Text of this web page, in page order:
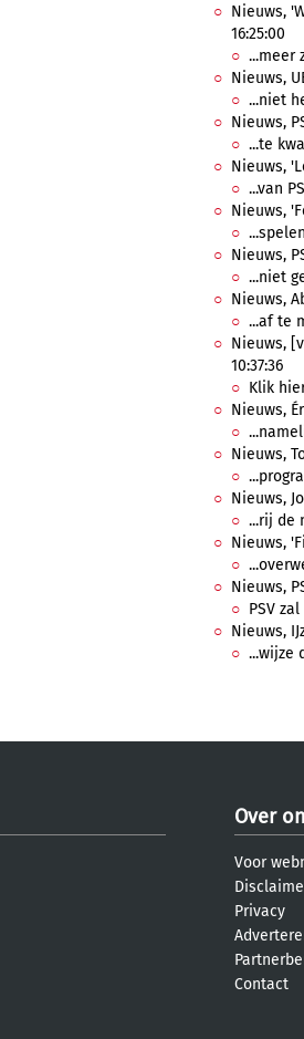
Nieuws,
16:25:00
...meer
Nieuws,
...niet
Nieuws,
...te
Nieuws,
...van
Nieuws,
Nieuws,
...niet
Nieuws,
...af te
Nieuws,
10:37:36
Klik
Nieuws,
Nieuws,
Nieuws,
...rij de
Nieuws,
Nieuws,
PSV
Nieuws,
...wijze
Over
Voor
Privacy
Contact